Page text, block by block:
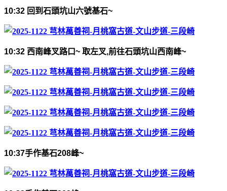
10:32 回到石頭坑山六號基石~
10:32 西南峰叉路口~ 取左叉,前往石頭坑山西南峰~
10:37手作基石208峰~